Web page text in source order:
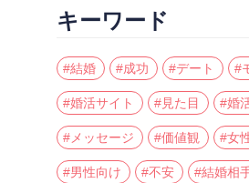
キーワード
#結婚 #成功 #デート #
#婚活サイト #見た目 #婚
#メッセージ #価値観 #女
#男性向け #不安 #結婚相